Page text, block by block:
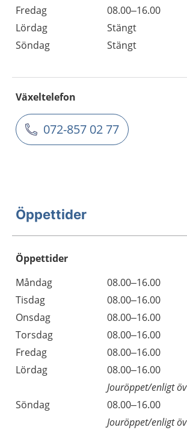
Fredag
08.00–16.00
Lördag
Stängt
Söndag
Stängt
Växeltelefon
072-857 02 77
Öppettider
Öppettider
Dag
Öppettider
Kommentarer
Måndag
08.00–16.00
Tisdag
08.00–16.00
Onsdag
08.00–16.00
Torsdag
08.00–16.00
Fredag
08.00–16.00
Lördag
08.00–16.00
Jouröppet/enligt öv
Söndag
08.00–16.00
Jouröppet/enligt öv